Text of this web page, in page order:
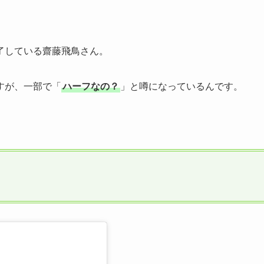
ている齋藤飛鳥さん。
、一部で「 ハーフなの？ 」と噂になっているんです。